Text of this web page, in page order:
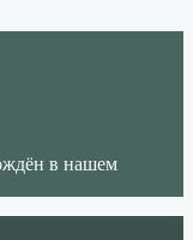
в нашем